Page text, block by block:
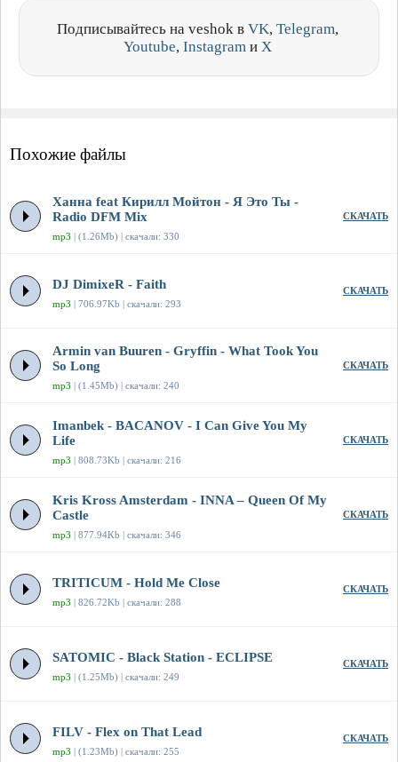
Подписывайтесь на veshok в VK, Telegram,
Youtube, Instagram и X
Похожие файлы
Ханна feat Кирилл Мойтон - Я Это Ты -
Radio DFM Mix
mp3 | (1.26Mb) | скачали: 330
СКАЧАТЬ
DJ DimixeR - Faith
mp3 | 706.97Kb | скачали: 293
СКАЧАТЬ
Armin van Buuren - Gryffin - What Took You
So Long
mp3 | (1.45Mb) | скачали: 240
СКАЧАТЬ
Imanbek - BACANOV - I Can Give You My
Life
mp3 | 808.73Kb | скачали: 216
СКАЧАТЬ
Kris Kross Amsterdam - INNA – Queen Of My
Castle
mp3 | 877.94Kb | скачали: 346
СКАЧАТЬ
TRITICUM - Hold Me Close
mp3 | 826.72Kb | скачали: 288
СКАЧАТЬ
SATOMIC - Black Station - ECLIPSE
mp3 | (1.25Mb) | скачали: 249
СКАЧАТЬ
FILV - Flex on That Lead
mp3 | (1.23Mb) | скачали: 255
СКАЧАТЬ